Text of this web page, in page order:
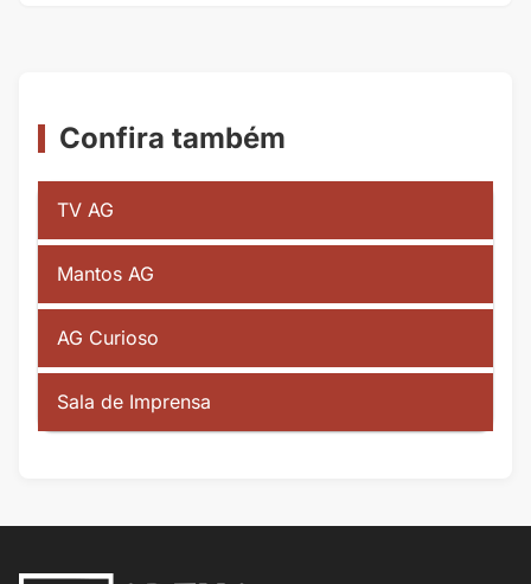
Confira também
TV AG
Mantos AG
AG Curioso
Sala de Imprensa